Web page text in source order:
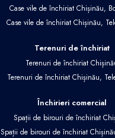
Case vile de închiriat Chișinău,
Case vile de închiriat Chișinău,
Terenuri de închiriat
Terenuri de închiriat
Terenuri de închiriat Chișinău,
Închirieri comercial
Spații de birouri de închiriat
Spații de birouri de închiriat